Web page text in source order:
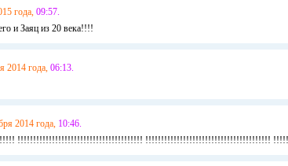
года, 09:57.
и Заяц из 20 века!!!!
2014 года, 06:13.
2014 года, 10:46.
!!!!!!!!!!!!!!!!!!!!!!!!!!!!!!!!!!!!!!!! !!!!!!!!!!!!!!!!!!!!!!!!!!!!!!!!!!!!!!!!